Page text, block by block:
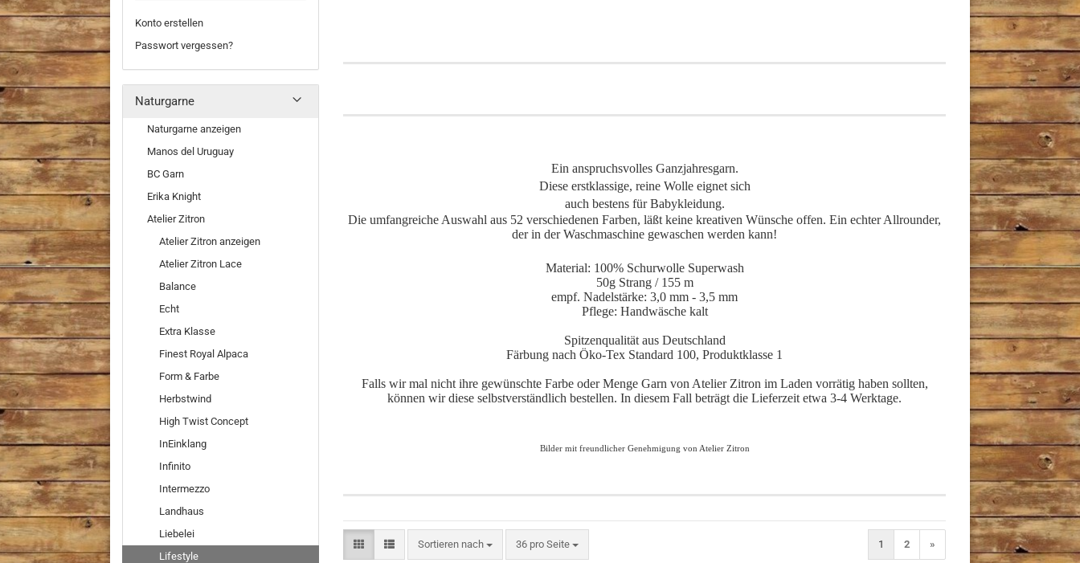
Ein anspruchsvolles Ganzjahresgarn.
Diese erstklassige, reine Wolle eignet sich
auch bestens für Babykleidung.
Die umfangreiche Auswahl aus 52 verschiedenen Farben, läßt keine kreativen Wünsche offen. Ein echter Allrounder,
der in der Waschmaschine gewaschen werden kann!
Material: 100% Schurwolle Superwash
50g Strang / 155 m
empf. Nadelstärke: 3,0 mm - 3,5 mm
Pflege: Handwäsche kalt
Spitzenqualität aus Deutschland
Färbung nach Öko-Tex Standard 100, Produktklasse 1
Falls wir mal nicht ihre gewünschte Farbe oder Menge Garn von Atelier Zitron im Laden vorrätig haben sollten,
können wir diese selbstverständlich bestellen. In diesem Fall beträgt die Lieferzeit etwa 3-4 Werktage.
Bilder mit freundlicher Genehmigung von Atelier Zitron
Sortieren nach
Sortieren nach 36 pro Seite
pro Seite 1 2 »
Konto erstellen
Passwort vergessen?
Naturgarne
Naturgarne anzeigen
Manos del Uruguay
BC Garn
Erika Knight
Atelier Zitron
Atelier Zitron anzeigen
Atelier Zitron Lace
Balance
Echt
Extra Klasse
Finest Royal Alpaca
Form & Farbe
Herbstwind
High Twist Concept
InEinklang
Infinito
Intermezzo
Landhaus
Liebelei
Lifestyle